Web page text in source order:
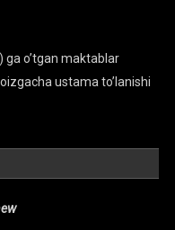
ga o’tgan maktablar
ustama to’lanishi